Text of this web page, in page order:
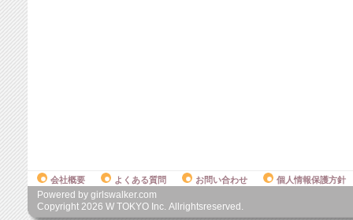
会社概要 よくある質問 お問い合わせ 個人情報保護方針
Powered by girlswalker.com
Copyright 2026 W TOKYO Inc. Allrightsreserved.